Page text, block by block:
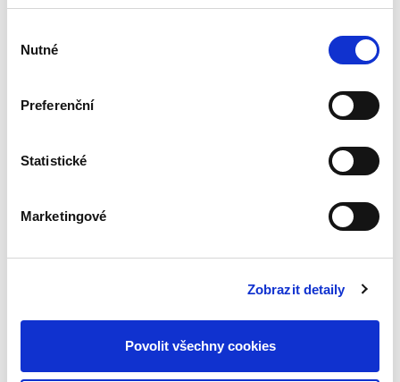
souhlasu
Nutné
Preferenční
Statistické
Marketingové
Zobrazit detaily
Povolit všechny cookies
minimální doby praxe, složení zvláštní
rozhodnutí příslušných orgánů profesní
navržení vhodného způsobu regulace
právnických profesí, studentům, ale též
EPI88
978-80-7400-469-8
Vydání:1.